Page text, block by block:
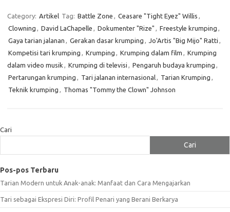
Category: Artikel Tag: Battle Zone , Ceasare "Tight Eyez" Willis ,
Clowning , David LaChapelle , Dokumenter "Rize" , Freestyle krumping ,
Gaya tarian jalanan , Gerakan dasar krumping , Jo'Artis "Big Mijo" Ratti ,
Kompetisi tari krumping , Krumping , Krumping dalam film , Krumping
dalam video musik , Krumping di televisi , Pengaruh budaya krumping ,
Pertarungan krumping , Tari jalanan internasional, Tarian Krumping ,
Teknik krumping , Thomas "Tommy the Clown" Johnson
Cari
Cari
Pos-pos Terbaru
Tarian Modern untuk Anak-anak: Manfaat dan Cara Mengajarkan
Tari sebagai Ekspresi Diri: Profil Penari yang Berani Berkarya